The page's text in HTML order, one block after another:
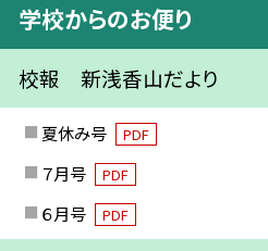
学校からのお便り
校報 新浅香山だより
夏休み号 PDF
７月号 PDF
６月号 PDF